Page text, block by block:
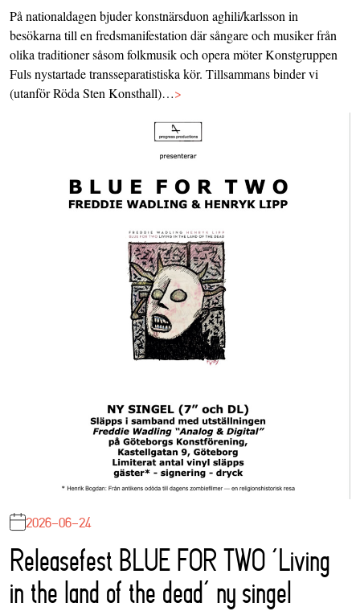
På nationaldagen bjuder konstnärsduon aghili/karlsson in
besökarna till en fredsmanifestation där sångare och musiker från
olika traditioner såsom folkmusik och opera möter Konstgruppen
Fuls nystartade transseparatistiska kör. Tillsammans binder vi
(utanför Röda Sten Konsthall)…>
2026-06-24
Releasefest BLUE FOR TWO ‘Living
in the land of the dead’ ny singel